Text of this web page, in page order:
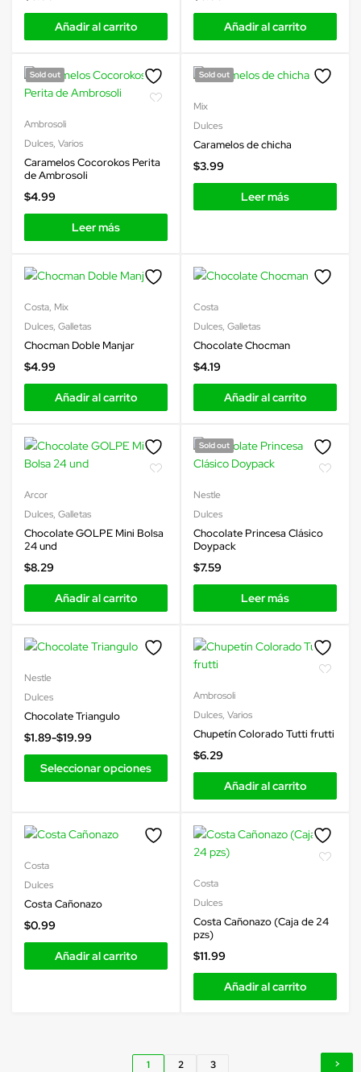
Añadir al carrito Añadir al carrito
Sold out
Ambrosoli
Dulces, Varios
Caramelos Cocorokos Perita
de Ambrosoli
$4.99
Leer más
Sold out
Mix
Dulces
Caramelos de chicha
$3.99
Leer más
Costa, Mix
Dulces, Galletas
Chocman Doble Manjar
$4.99
Añadir al carrito
Costa
Dulces, Galletas
Chocolate Chocman
$4.19
Añadir al carrito
Arcor
Dulces, Galletas
Chocolate GOLPE Mini Bolsa
24 und
$8.29
Añadir al carrito
Sold out
Nestle
Dulces
Chocolate Princesa Clásico
Doypack
$7.59
Leer más
Nestle
Dulces
Chocolate Triangulo
$1.89-$19.99
Seleccionar opciones
Ambrosoli
Dulces, Varios
Chupetín Colorado Tutti frutti
$6.29
Añadir al carrito
Costa
Dulces
Costa Cañonazo
$0.99
Añadir al carrito
Costa
Dulces
Costa Cañonazo (Caja de 24
pzs)
$11.99
Añadir al carrito
1 2 3